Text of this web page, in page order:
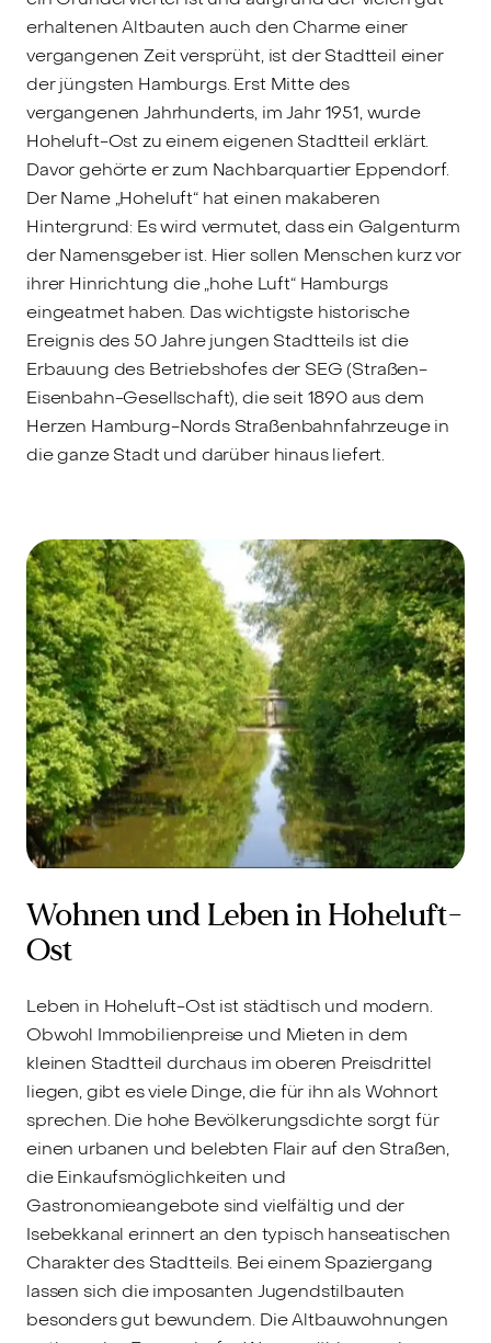
erhaltenen Altbauten auch den Charme einer
vergangenen Zeit versprüht, ist der Stadtteil einer
der jüngsten Hamburgs. Erst Mitte des
vergangenen Jahrhunderts, im Jahr 1951, wurde
Hoheluft-Ost zu einem eigenen Stadtteil erklärt.
Davor gehörte er zum Nachbarquartier Eppendorf.
Der Name „Hoheluft“ hat einen makaberen
Hintergrund: Es wird vermutet, dass ein Galgenturm
der Namensgeber ist. Hier sollen Menschen kurz vor
ihrer Hinrichtung die „hohe Luft“ Hamburgs
eingeatmet haben. Das wichtigste historische
Ereignis des 50 Jahre jungen Stadtteils ist die
Erbauung des Betriebshofes der SEG (Straßen-
Eisenbahn-Gesellschaft), die seit 1890 aus dem
Herzen Hamburg-Nords Straßenbahnfahrzeuge in
die ganze Stadt und darüber hinaus liefert.
Wohnen und Leben in Hoheluft-
Ost
Leben in Hoheluft-Ost ist städtisch und modern.
Obwohl Immobilienpreise und Mieten in dem
kleinen Stadtteil durchaus im oberen Preisdrittel
liegen, gibt es viele Dinge, die für ihn als Wohnort
sprechen. Die hohe Bevölkerungsdichte sorgt für
einen urbanen und belebten Flair auf den Straßen,
die Einkaufsmöglichkeiten und
Gastronomieangebote sind vielfältig und der
Isebekkanal erinnert an den typisch hanseatischen
Charakter des Stadtteils. Bei einem Spaziergang
lassen sich die imposanten Jugendstilbauten
besonders gut bewundern. Die Altbauwohnungen